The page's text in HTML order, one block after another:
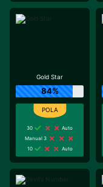
Gold Star
84%
30
Auto
Manual 3
10
Auto